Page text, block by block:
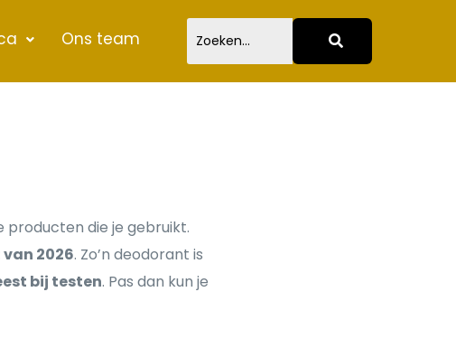
Ons team
producten die je gebruikt.
2026. Zo’n deodorant is
bij testen. Pas dan kun je